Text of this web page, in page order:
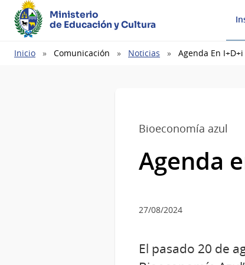
Ministerio
de Educación y Cultura
Ruta
Inicio Comunicación Noticias Agenda En
Bioeconomía azul
Agenda
27/08/2024
El pasado 20 de